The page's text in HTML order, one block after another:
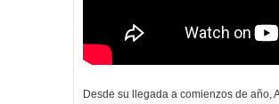
Desde su llegada a comienzos de año,